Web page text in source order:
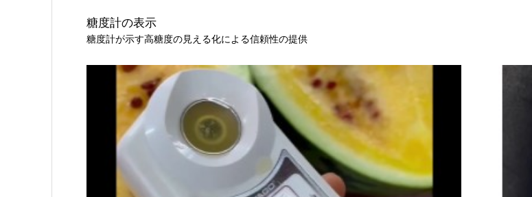
糖度計の表示
糖度計が示す高糖度の見える化による信頼性の提供